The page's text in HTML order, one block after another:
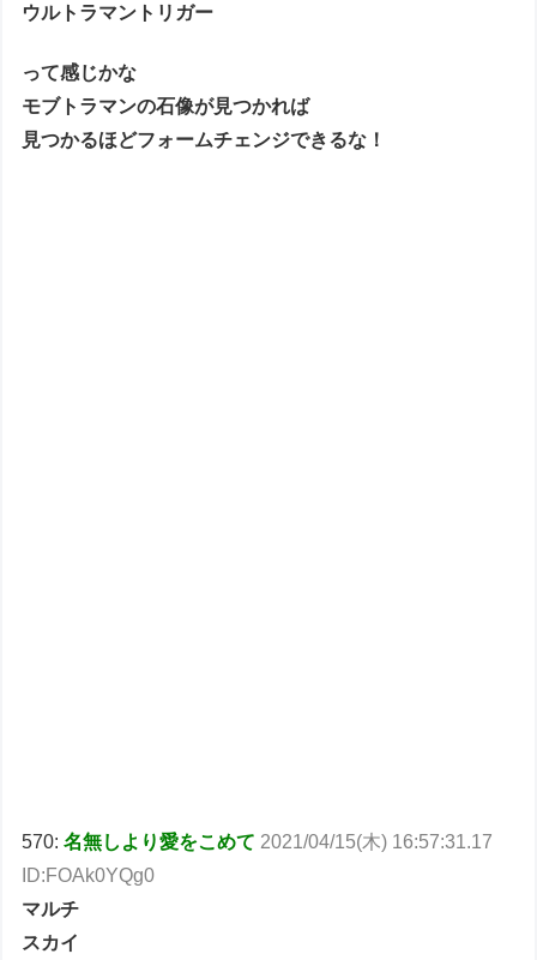
ウルトラマントリガー
って感じかな
モブトラマンの石像が見つかれば
見つかるほどフォームチェンジできるな！
570:名無しより愛をこめて 2021/04/15(木) 16:57:31.17
ID:FOAk0YQg0
マルチ
スカイ